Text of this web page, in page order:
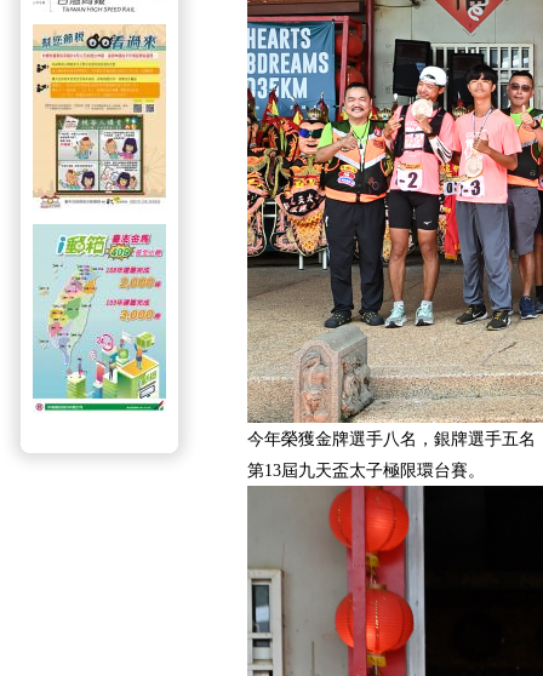
今年榮獲金牌選手八名，銀牌選手五名
第13屆九天盃太子極限環台賽。